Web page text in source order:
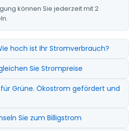
können Sie jederzeit mit 2
hoch ist Ihr Stromverbrauch?
Sie Strompreise
Grüne. Ökostrom gefördert und
Sie zum Billigstrom